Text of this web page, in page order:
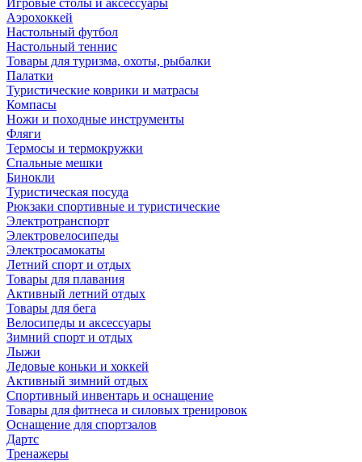
Игровые столы и аксессуары
Аэрохоккей
Настольный футбол
Настольный теннис
Товары для туризма, охоты, рыбалки
Палатки
Туристические коврики и матрасы
Компасы
Ножи и походные инструменты
Фляги
Термосы и термокружки
Спальные мешки
Бинокли
Туристическая посуда
Рюкзаки спортивные и туристические
Электротранспорт
Электровелосипеды
Электросамокаты
Летний спорт и отдых
Товары для плавания
Активный летний отдых
Товары для бега
Велосипеды и аксессуары
Зимний спорт и отдых
Лыжи
Ледовые коньки и хоккей
Активный зимний отдых
Спортивный инвентарь и оснащение
Товары для фитнеса и силовых тренировок
Оснащение для спортзалов
Дартс
Тренажеры